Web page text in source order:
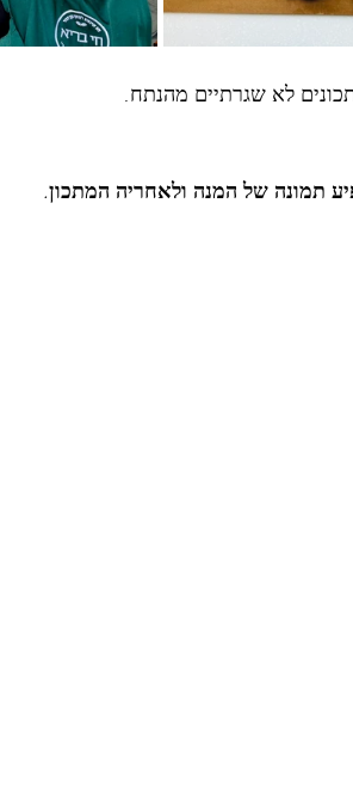
תמונה של המנה ולאחריה המתכון.